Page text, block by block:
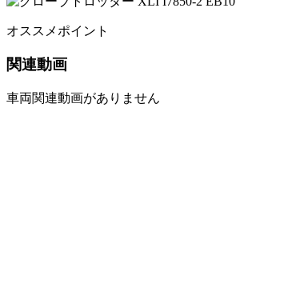
オススメポイント
関連動画
車両関連動画がありません